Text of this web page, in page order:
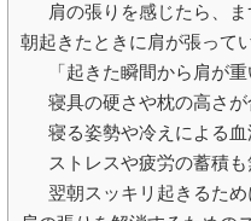
肩の張りを感じたら、
朝起きたときに肩が張って
「起きた瞬間から肩が
寝具の硬さや枕の高さ
寝る姿勢や冷えによる
ストレスや疲労の蓄積
翌朝スッキリ起きるた